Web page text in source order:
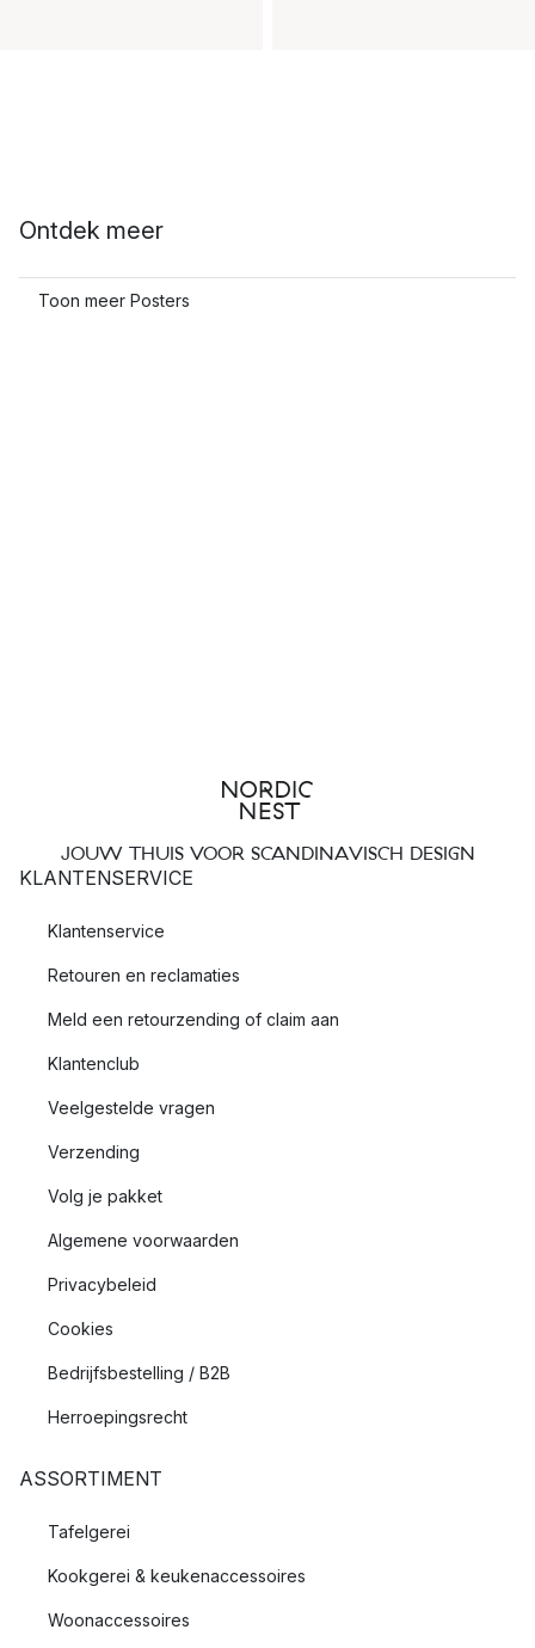
Ontdek meer
Toon meer Posters
JOUW THUIS VOOR SCANDINAVISCH DESIGN
KLANTENSERVICE
Klantenservice
Retouren en reclamaties
Meld een retourzending of claim aan
Klantenclub
Veelgestelde vragen
Verzending
Volg je pakket
Algemene voorwaarden
Privacybeleid
Cookies
Bedrijfsbestelling / B2B
Herroepingsrecht
ASSORTIMENT
Tafelgerei
Kookgerei & keukenaccessoires
Woonaccessoires